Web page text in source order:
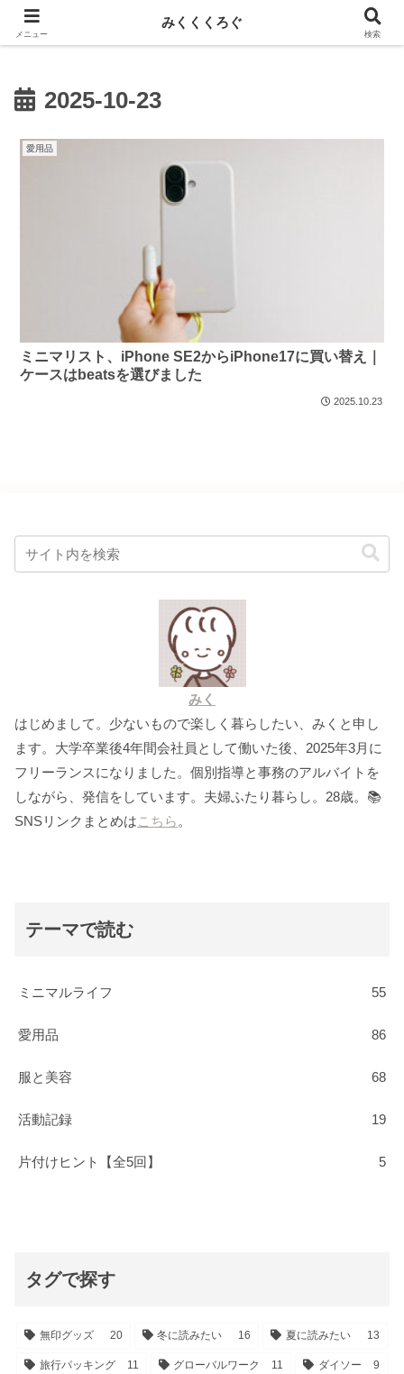
新しい記事はnoteに投稿しています！
2025-10-23
愛用品
ミニマリスト、iPhone SE2からiPhone17に買い替え｜
ケースはbeatsを選びました
2025.10.23
みく
はじめまして。少ないもので楽しく暮らしたい、みくと申し
ます。大学卒業後4年間会社員として働いた後、2025年3月に
フリーランスになりました。個別指導と事務のアルバイトを
しながら、発信をしています。夫婦ふたり暮らし。28歳。📚
SNSリンクまとめはこちら 。
テーマで読む
ミニマルライフ 55
愛用品 86
服と美容 68
活動記録 19
片付けヒント【全5回】 5
タグで探す
無印グッズ 20 冬に読みたい 16 夏に読みたい 13
旅行パッキング 11 グローバルワーク 11 ダイソー 9
メニュー
みくくくろぐ
検索